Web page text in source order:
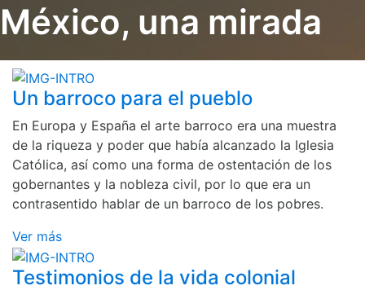
México, una mirada
Un barroco para el pueblo
En Europa y España el arte barroco era una muestra
de la riqueza y poder que había alcanzado la Iglesia
Católica, así como una forma de ostentación de los
gobernantes y la nobleza civil, por lo que era un
contrasentido hablar de un barroco de los pobres.
Ver más
Testimonios de la vida colonial